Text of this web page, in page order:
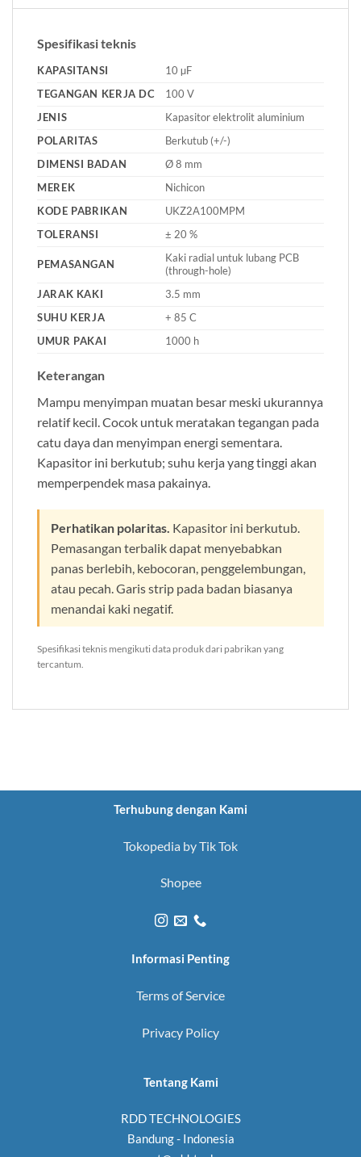
Spesifikasi teknis
KAPASITANSI
10 µF
TEGANGAN KERJA DC
100 V
JENIS
Kapasitor elektrolit aluminium
POLARITAS
Berkutub (+/-)
DIMENSI BADAN
Ø 8 mm
MEREK
Nichicon
KODE PABRIKAN
UKZ2A100MPM
TOLERANSI
± 20 %
PEMASANGAN
Kaki radial untuk lubang PCB
(through-hole)
JARAK KAKI
3.5 mm
SUHU KERJA
+ 85 C
UMUR PAKAI
1000 h
Keterangan
Mampu menyimpan muatan besar meski ukurannya
relatif kecil. Cocok untuk meratakan tegangan pada
catu daya dan menyimpan energi sementara.
Kapasitor ini berkutub; suhu kerja yang tinggi akan
memperpendek masa pakainya.
Perhatikan polaritas. Kapasitor ini berkutub.
Pemasangan terbalik dapat menyebabkan
panas berlebih, kebocoran, penggelembungan,
atau pecah. Garis strip pada badan biasanya
menandai kaki negatif.
Spesifikasi teknis mengikuti data produk dari pabrikan yang
tercantum.
Terhubung dengan Kami
Tokopedia by Tik Tok
Shopee
Informasi Penting
Terms of Service
Privacy Policy
Tentang Kami
RDD TECHNOLOGIES
Bandung - Indonesia